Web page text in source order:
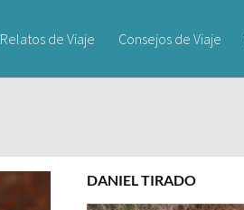
Relatos de Viaje Consejos de Viaje
DANIEL TIRADO